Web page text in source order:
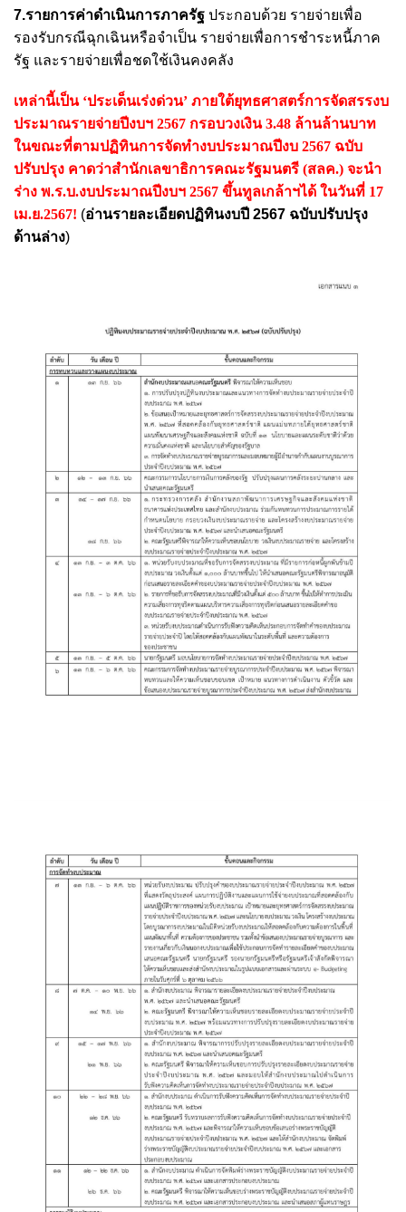
7.รายการค่าดำเนินการภาครัฐ ประกอบด้วย รายจ่ายเพื่อ
รองรับกรณีฉุกเฉินหรือจำเป็น รายจ่ายเพื่อการชำระหนี้ภาค
รัฐ และรายจ่ายเพื่อชดใช้เงินคงคลัง
เหล่านี้เป็น ‘ประเด็นเร่งด่วน’ ภายใต้ยุทธศาสตร์การจัดสรรงบ
ประมาณรายจ่ายปีงบฯ 2567 กรอบวงเงิน 3.48 ล้านล้านบาท
ในขณะที่ตามปฏิทินการจัดทำงบประมาณปีงบ 2567 ฉบับ
ปรับปรุง คาดว่าสำนักเลขาธิการคณะรัฐมนตรี (สลค.) จะนำ
ร่าง พ.ร.บ.งบประมาณปีงบฯ 2567 ขึ้นทูลเกล้าฯได้ ในวันที่ 17
เม.ย.2567! (อ่านรายละเอียดปฏิทินงบปี 2567 ฉบับปรับปรุง
ด้านล่าง)